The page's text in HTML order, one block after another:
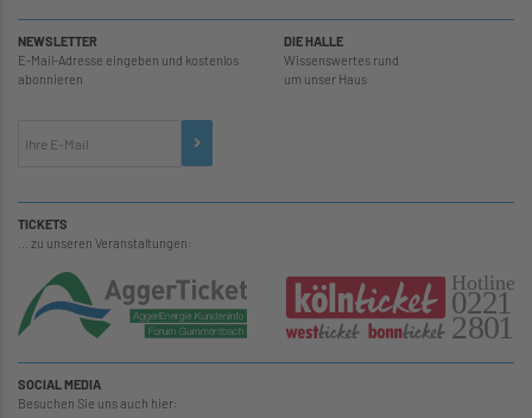
NEWSLETTER
E-Mail-Adresse eingeben und kostenlos
abonnieren
DIE HALLE
Wissenswertes rund
um unser Haus
TICKETS
... zu unseren Veranstaltungen:
SOCIAL MEDIA
Besuchen Sie uns auch hier: